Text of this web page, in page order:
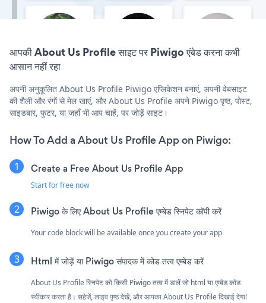
आपकी About Us Profile साइट पर Piwigo एंबेड करना कभी
आसान नहीं रहा
अपनी अनुकूलित About Us Profile Piwigo एप्लिकेशन बनाएं, अपनी वेबसाइट
की शैली और रंगों से मेल खाएं, और About Us Profile अपने Piwigo पृष्ठ, पोस्ट,
साइडबार, फुटर, या जहाँ भी आप चाहें, पर जोड़ें साइट।
How To Add a About Us Profile App on Piwigo:
Create a Free About Us Profile App
Start for free now
Piwigo के लिए About Us Profile एम्बेड स्निपेट कॉपी करें
Your code block will be available once you create your app
Html में जोड़ें या Piwigo संपादक में कोड तत्व एम्बेड करें
About Us Profile स्निपेट को किसी Piwigo तत्व में डालें जो html या एम्बेड कोड
स्वीकार करता है। सहेजें, लाइव पृष्ठ देखें, और आपका About Us Profile दिखाई देगा!